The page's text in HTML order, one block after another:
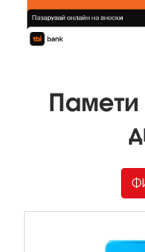
Памети